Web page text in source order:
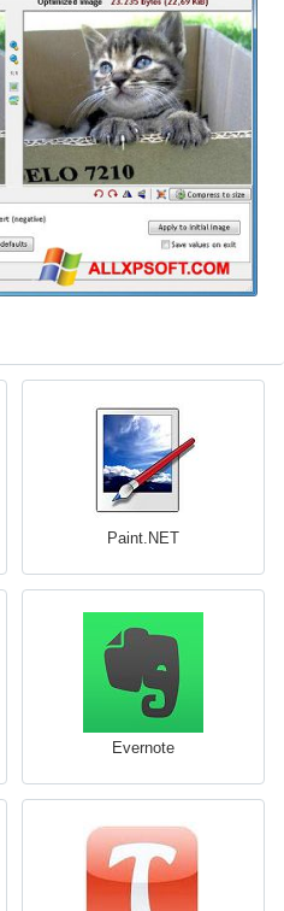
Paint.NET
Evernote